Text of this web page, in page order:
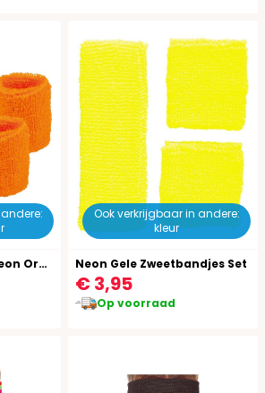
Zweetbandjes Set Neon Oranje
Ook verkrijgbaar in andere:
kleur
Neon Gele Zweetbandjes Set
€ 3,95
Op voorraad